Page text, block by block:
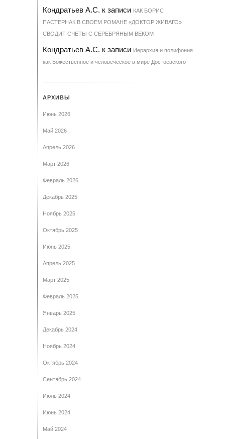
Кондратьев А.С. к записи КАК БОРИС
ПАСТЕРНАК В СВОЕМ РОМАНЕ «ДОКТОР ЖИВАГО»
СВОДИТ СЧЁТЫ С СЕРЕБРЯНЫМ ВЕКОМ
Кондратьев А.С. к записи Иерархия и полифония
как Божественное и человеческое в мире Достоевского
АРХИВЫ
Июнь 2026
Май 2026
Апрель 2026
Март 2026
Февраль 2026
Декабрь 2025
Ноябрь 2025
Октябрь 2025
Июнь 2025
Апрель 2025
Март 2025
Февраль 2025
Январь 2025
Декабрь 2024
Ноябрь 2024
Октябрь 2024
Сентябрь 2024
Июль 2024
Июнь 2024
Май 2024